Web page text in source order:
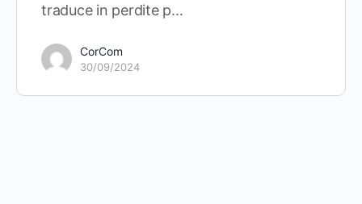
traduce in perdite p…
CorCom
30/09/2024